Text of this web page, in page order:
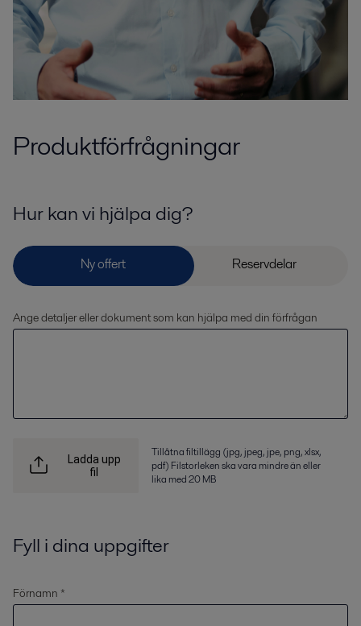
Produktförfrågningar
Hur kan vi hjälpa dig?
Ange detaljer eller dokument som kan hjälpa med din förfrågan
Ladda upp
fil
Tillåtna filtillägg (jpg, jpeg, jpe, png, xlsx,
pdf) Filstorleken ska vara mindre än eller
lika med 20 MB
Fyll i dina uppgifter
Förnamn *